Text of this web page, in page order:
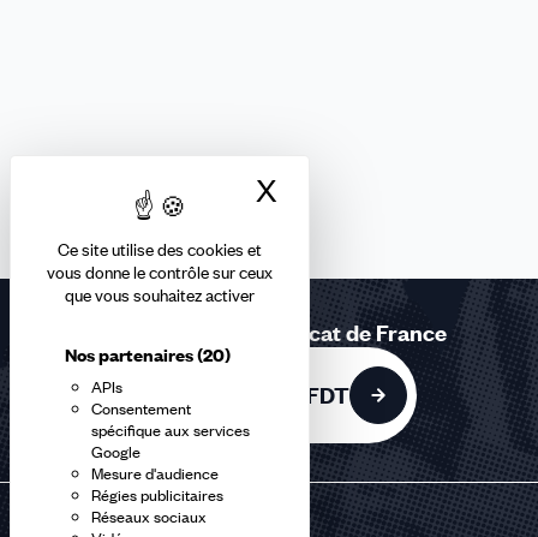
Ce site utilise des cookies et
vous donne le contrôle sur ceux
que vous souhaitez activer
Nos partenaires(20)
APIs
Consentement
spécifique aux services
Google
Mesure d'audience
Régies publicitaires
Réseaux sociaux
X
Rejoignez le 1er syndicat de France
Adhérer à la CFDT